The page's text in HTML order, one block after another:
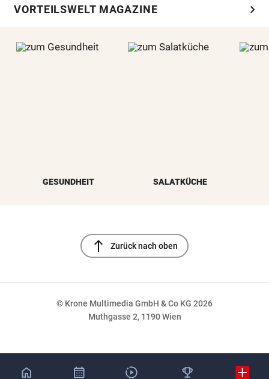
VORTEILSWELT MAGAZINE chevron_right
GESUNDHEIT SALATKÜCHE
north Zurück nach oben
© Krone Multimedia GmbH & Co KG 2026
Muthgasse 2, 1190 Wien
NaN%